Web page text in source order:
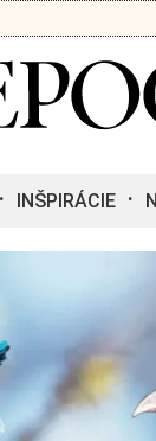
INŠPIRÁCIE